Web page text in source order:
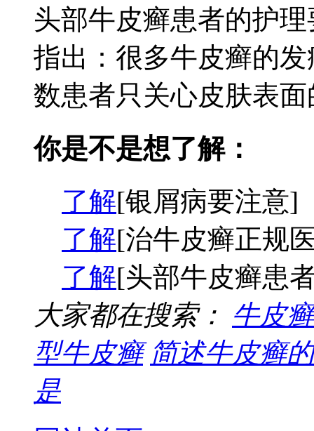
头部牛皮癣患者的护
指出：很多牛皮癣的
数患者只关心皮肤表
你是不是想了解：
了解[银屑病要注意]
了解[治牛皮癣正规
了解[头部牛皮癣患
大家都在搜索： 牛皮
型牛皮癣 简述牛皮癣
是